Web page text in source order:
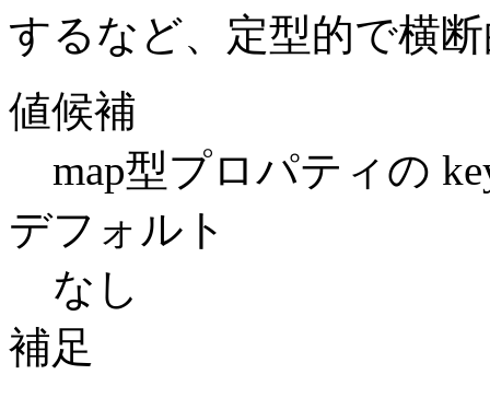
するなど、定型的で横
値候補
map型プロパティの
デフォルト
なし
補足